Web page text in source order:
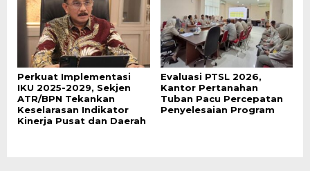
Perkuat Implementasi
IKU 2025-2029, Sekjen
ATR/BPN Tekankan
Keselarasan Indikator
Kinerja Pusat dan Daerah
Evaluasi PTSL 2026,
Kantor Pertanahan
Tuban Pacu Percepatan
Penyelesaian Program